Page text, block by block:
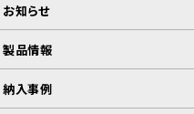
お知らせ
製品情報
納入事例